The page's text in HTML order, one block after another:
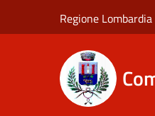
Regione Lombardia